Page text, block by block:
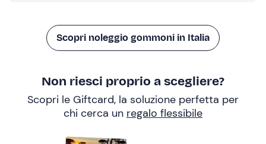
Scopri noleggio gommoni in Italia
Non riesci proprio a scegliere?
Scopri le Giftcard, la soluzione perfetta per
chi cerca un regalo flessibile